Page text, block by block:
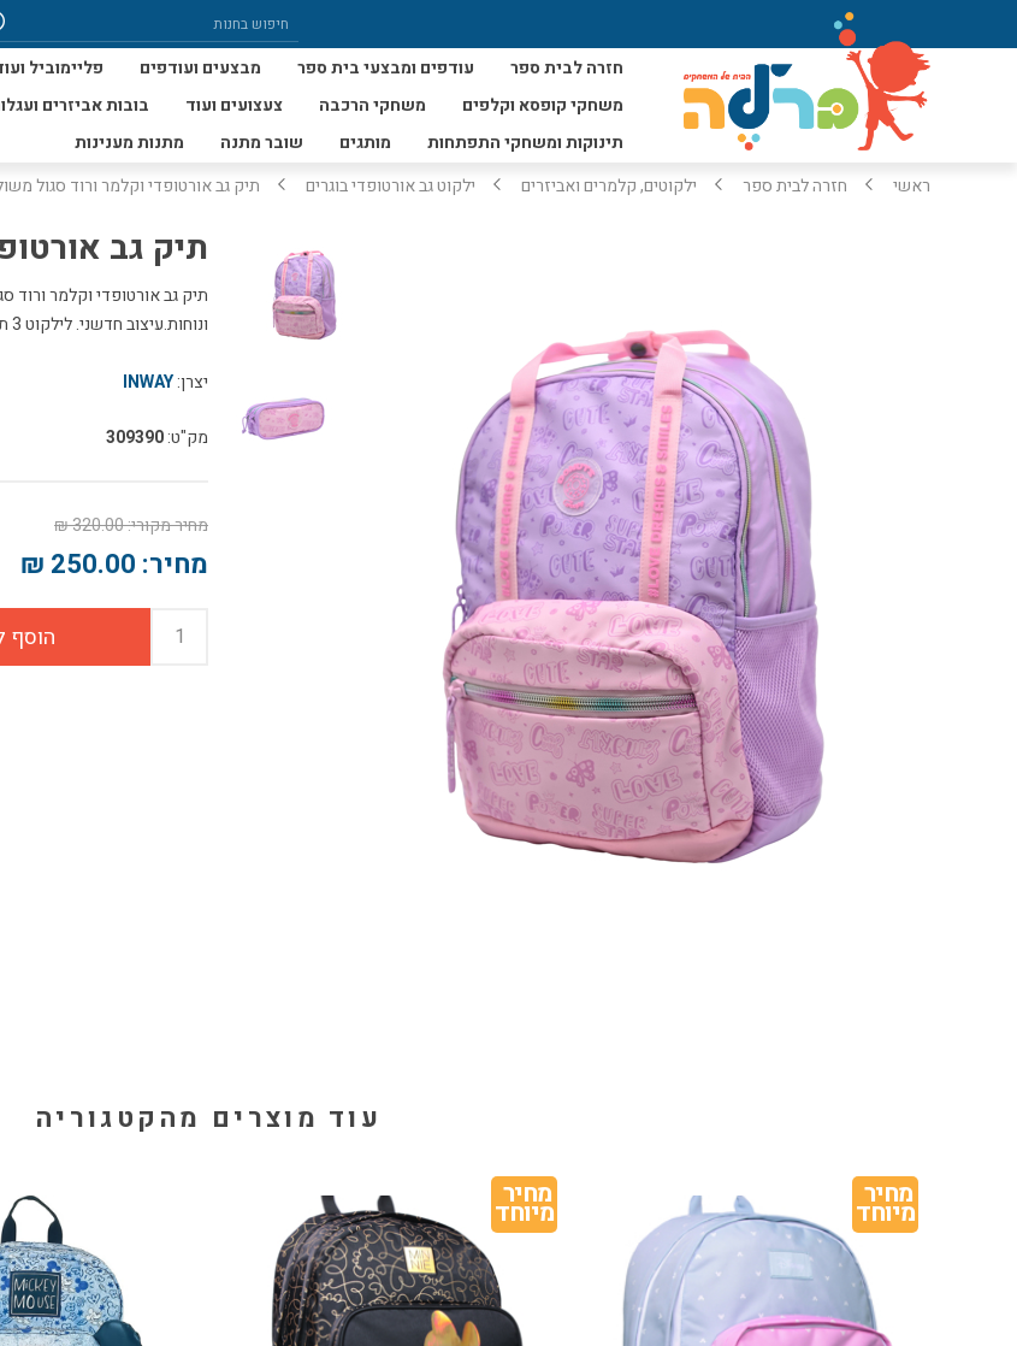
חזרה לבית ספר עודפים ומבצעי בית ספר מבצעים ועודפים פליימוביל
משחקי קופסא וקלפים
משחקי הרכבה צעצועים ועוד בובות אביזרים
תינוקות ומשחקי התפתחות
מותגים שובר מתנה מתנות מענינות
ראשי חזרה לבית ספר ילקוטים, קלמרים ואביזרים ילקוט גב אורטופדי בוגרים תיק גב אורטופדי וקלמר ורוד סגול משולב
תיק גב
ונוחות.עיצוב חדשני. לילקוט 3 תאים לסדר וארגון. עגלת טרולי גרופי ניתנת להוספה.
יצרן:INWAY
מק"ט:309390
מחיר מקורי:320.00 ₪
מחיר: 250.00 ₪
עוד מוצרים מהקטגוריה
מחיר
מיוחד